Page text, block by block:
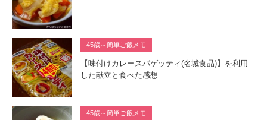
45歳～簡単ご飯メモ
【味付けカレースパゲッティ(名城食品)】を利用
した献立と食べた感想
45歳～簡単ご飯メモ